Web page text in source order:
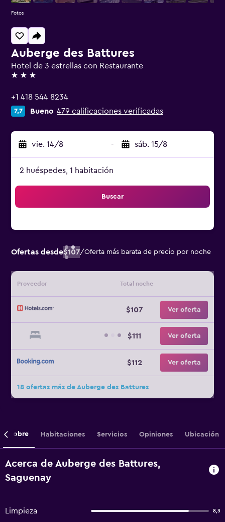
Auberge des Battures
Hotel de 3 estrellas con Restaurante
3 estrellas
+1 418 544 8234
7,7 Bueno 479 calificaciones verificadas
vie. 14/8 - sáb. 15/8
2 huéspedes, 1 habitación
Buscar
Ofertas desde$107/Oferta más barata de precio por noche
Proveedor Total noche
$107 Ver oferta
$111 Ver oferta
$112 Ver oferta
18 ofertas más de Auberge des Battures
Fotos
Sobre Habitaciones Servicios Opiniones Ubicación
Acerca de Auberge des Battures,
Saguenay
Limpieza 8,3